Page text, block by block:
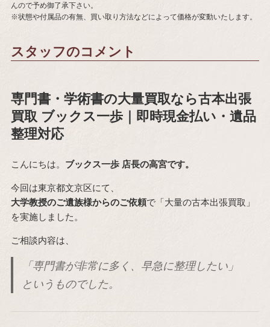
んので予め御了承下さい。
※状態や付属品の有無、買い取り方法などによって価格が変動いたします。
スタッフのコメント
専門書・学術書の大量買取なら古本出張
買取 ブックス一歩｜即時現金払い・遺品
整理対応
こんにちは。 ブックス一歩 店長の高宮です。
今回は東京都文京区にて、
大学教授のご遺族様からのご依頼で「大量の古本出張買取」
を実施しました。
ご相談内容は、
「専門書が非常に多く、早急に整理したい」
というものでした。